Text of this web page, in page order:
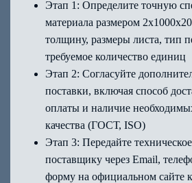
Этап 1: Определите точную
материала размером
толщину, размеры листа, тип
требуемое количество единиц
Этап 2: Согласуйте
поставки, включая способ
оплаты и наличие
качества (ГОСТ, ISO)
Этап 3: Передайте
поставщику через Email,
форму на официальном сайте